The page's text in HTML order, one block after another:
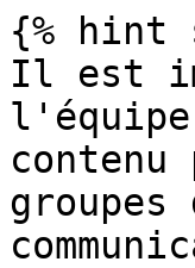
{% hint
Il est